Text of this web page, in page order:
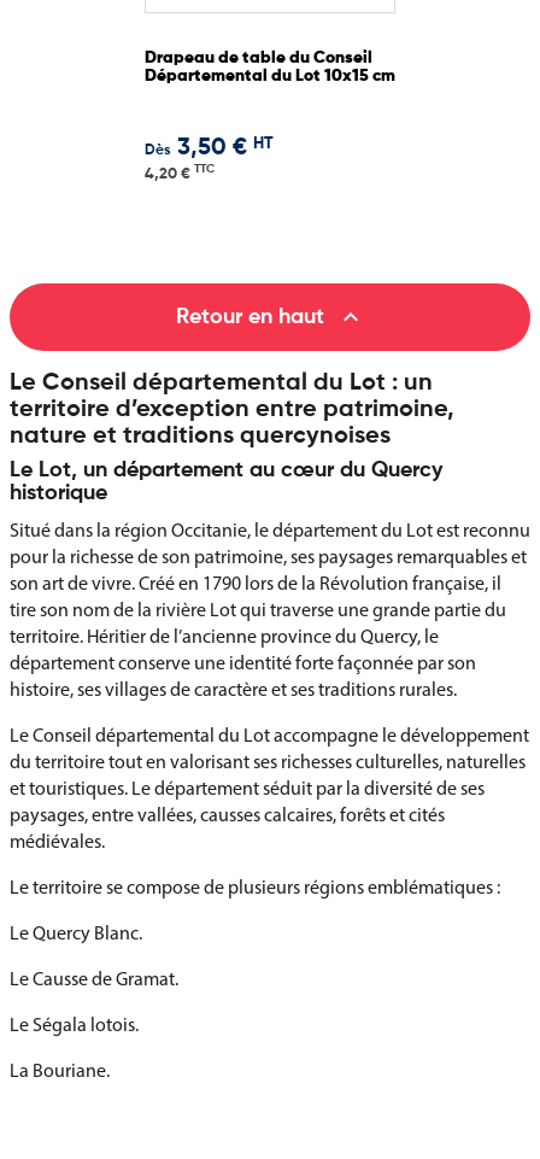
Drapeau de table du Conseil
Départemental du Lot 10x15 cm
Dès 3,50 € HT
4,20 € TTC
Retour en haut 
Le Conseil départemental du Lot : un
territoire d’exception entre patrimoine,
nature et traditions quercynoises
Le Lot, un département au cœur du Quercy
historique
Situé dans la région Occitanie, le département du Lot est reconnu
pour la richesse de son patrimoine, ses paysages remarquables et
son art de vivre. Créé en 1790 lors de la Révolution française, il
tire son nom de la rivière Lot qui traverse une grande partie du
territoire. Héritier de l’ancienne province du Quercy, le
département conserve une identité forte façonnée par son
histoire, ses villages de caractère et ses traditions rurales.
Le Conseil départemental du Lot accompagne le développement
du territoire tout en valorisant ses richesses culturelles, naturelles
et touristiques. Le département séduit par la diversité de ses
paysages, entre vallées, causses calcaires, forêts et cités
médiévales.
Le territoire se compose de plusieurs régions emblématiques :
Le Quercy Blanc.
Le Causse de Gramat.
Le Ségala lotois.
La Bouriane.